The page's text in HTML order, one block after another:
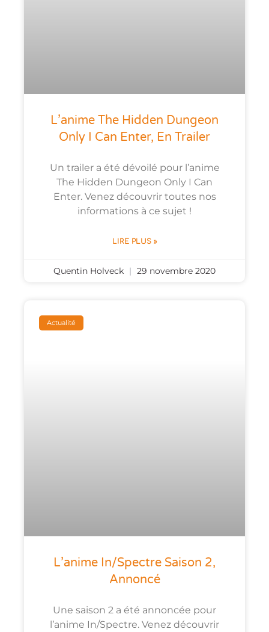
L’anime The Hidden Dungeon
Only I Can Enter, En Trailer
Un trailer a été dévoilé pour l’anime
The Hidden Dungeon Only I Can
Enter. Venez découvrir toutes nos
informations à ce sujet !
LIRE PLUS »
Quentin Holveck 29 novembre 2020
Actualité
L’anime In/Spectre Saison 2,
Annoncé
Une saison 2 a été annoncée pour
l’anime In/Spectre. Venez découvrir